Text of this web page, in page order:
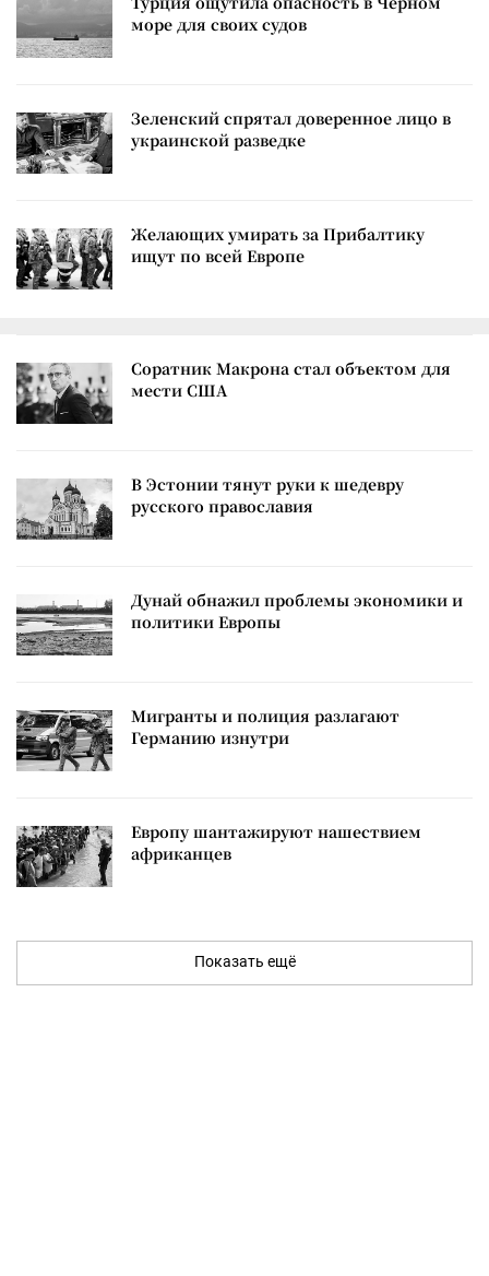
море для своих судов
Зеленский спрятал доверенное лицо в
украинской разведке
Желающих умирать за Прибалтику
ищут по всей Европе
Соратник Макрона стал объектом для
мести США
В Эстонии тянут руки к шедевру
русского православия
Дунай обнажил проблемы экономики и
политики Европы
Мигранты и полиция разлагают
Германию изнутри
Европу шантажируют нашествием
африканцев
Показать ещё